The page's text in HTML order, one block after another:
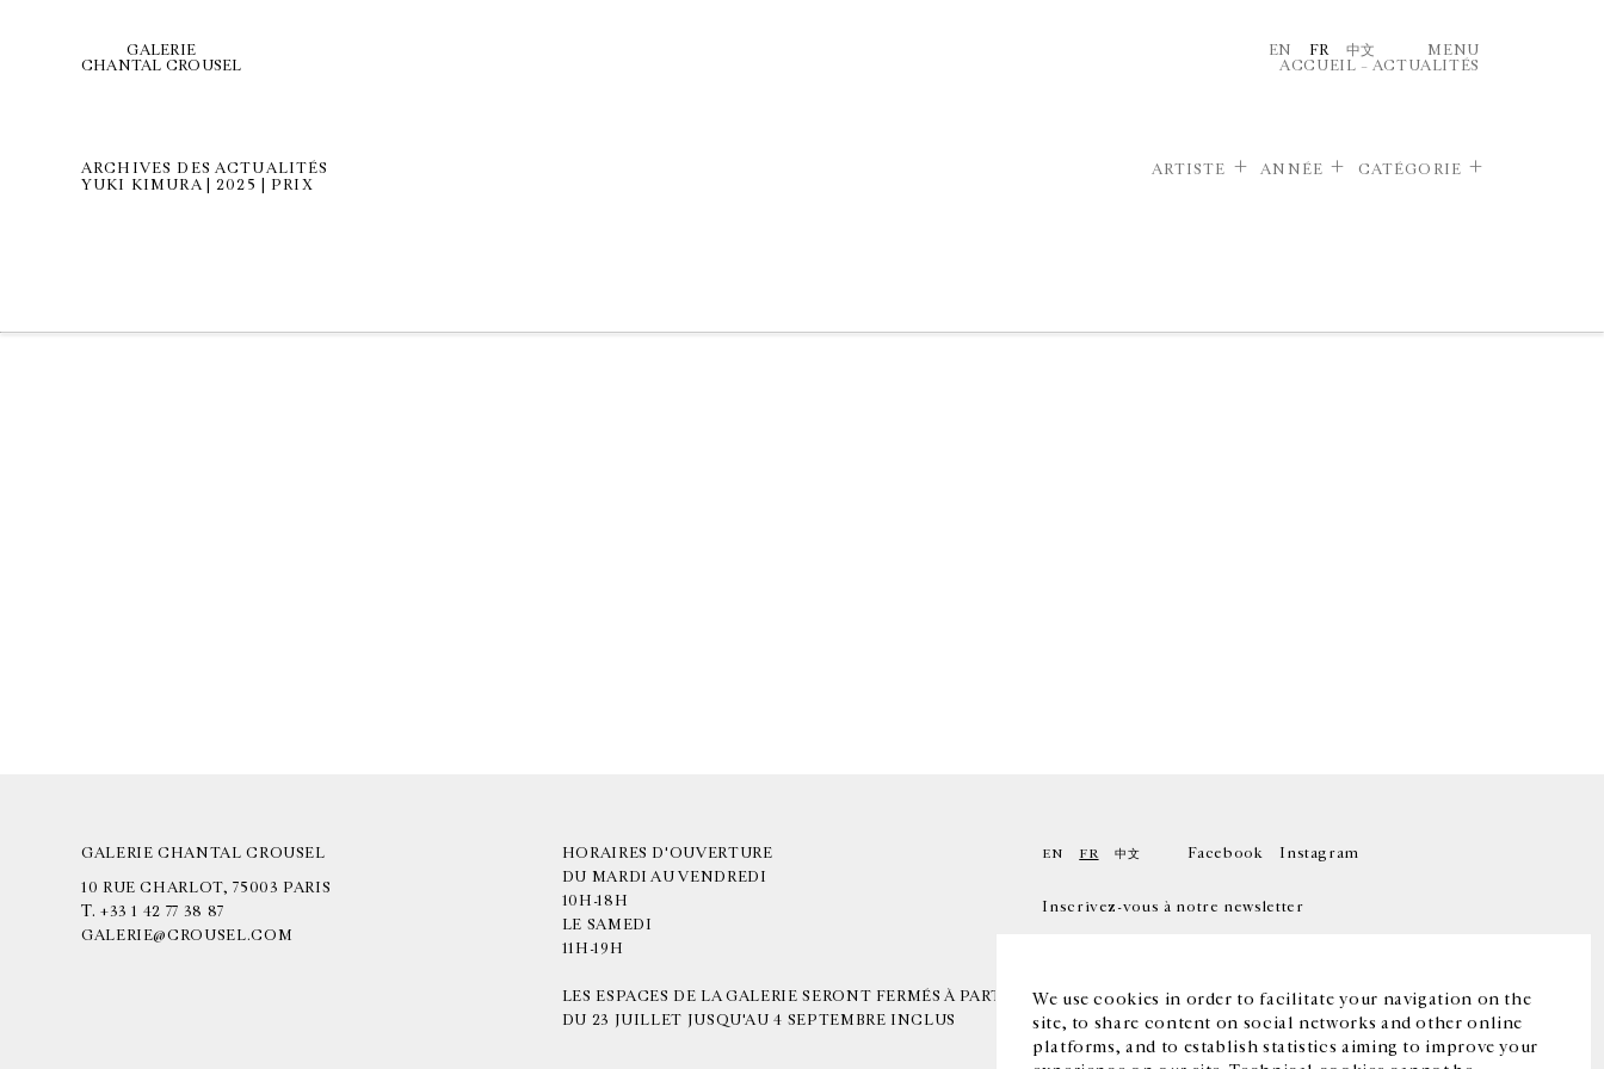
We use cookies in order to facilitate your navigation on the
site, to share content on social networks and other online
platforms, and to establish statistics aiming to improve your
GALERIE
CHANTAL CROUSEL
EN FR 中文
MENU
ACCUEIL – ACTUALITÉS
ARCHIVES DES ACTUALITÉS
YUKI KIMURA | 2025 | PRIX
ARTISTE ANNÉE CATÉGORIE
GALERIE CHANTAL CROUSEL
10 RUE CHARLOT, 75003 PARIS
T. +33 1 42 77 38 87
GALERIE@CROUSEL.COM
HORAIRES D'OUVERTURE
DU MARDI AU VENDREDI
10H-18H
LE SAMEDI
11H-19H
LES ESPACES DE LA GALERIE SERONT FERMÉS À PARTIR
DU 23 JUILLET JUSQU'AU 4 SEPTEMBRE INCLUS
EN FR 中文 Facebook Instagram
Inscrivez-vous à notre newsletter